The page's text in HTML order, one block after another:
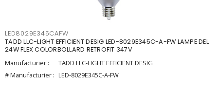
LED8029E345CAFW
TADD LLC-LIGHT EFFICIENT DESIG LED-8029E345C-A-FW LAMPE DEL
24W FLEX COLORBOLLARD RETROFIT 347V
Manufacturier :
TADD LLC-LIGHT EFFICIENT DESIG
# Manufacturier : LED-8029E345C-A-FW